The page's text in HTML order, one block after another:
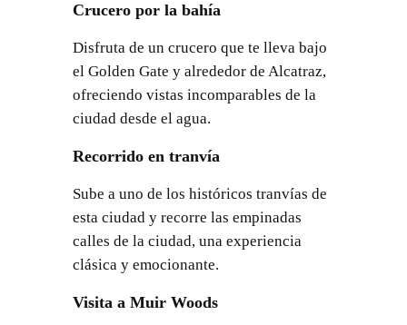
Crucero por la bahía
Disfruta de un crucero que te lleva bajo
el Golden Gate y alrededor de Alcatraz,
ofreciendo vistas incomparables de la
ciudad desde el agua.
Recorrido en tranvía
Sube a uno de los históricos tranvías de
esta ciudad y recorre las empinadas
calles de la ciudad, una experiencia
clásica y emocionante.
Visita a Muir Woods